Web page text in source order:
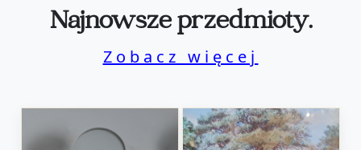
Najnowsze przedmioty.
Zobacz więcej